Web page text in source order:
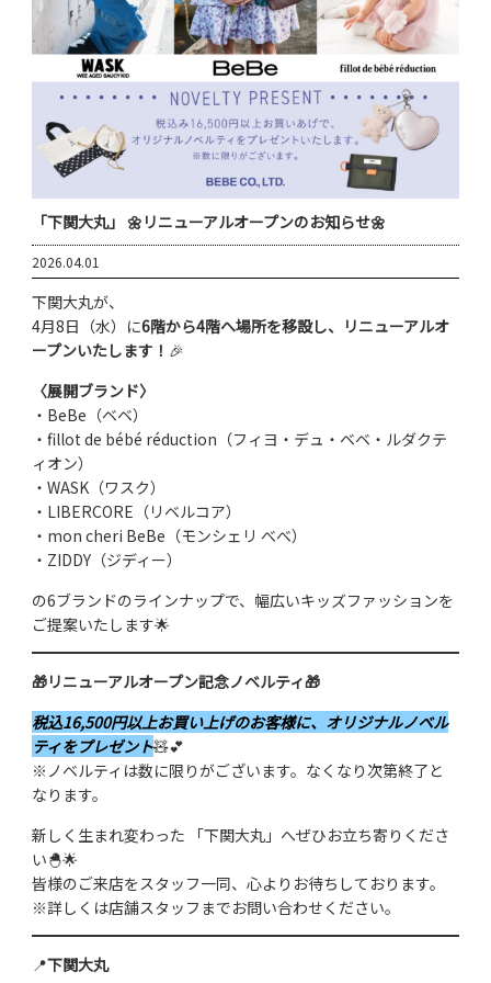
「下関大丸」 🌼リニューアルオープンのお知らせ🌼
2026.04.01
下関大丸が、
4月8日（水）に6階から4階へ場所を移設し、リニューアルオ
ープンいたします！ 🎉
〈展開ブランド〉
・BeBe（ベベ）
・fillot de bébé réduction（フィヨ・デュ・ベベ・ルダクテ
ィオン）
・WASK（ワスク）
・LIBERCORE（リベルコア）
・mon cheri BeBe（モンシェリ べべ）
・ZIDDY（ジディー）
の6ブランドのラインナップで、幅広いキッズファッションを
ご提案いたします🌟
🎁リニューアルオープン記念ノベルティ🎁
税込16,500円以上お買い上げのお客様に、 オリジナルノベル
ティをプレゼント🧸💕
※ノベルティは数に限りがございます。なくなり次第終了と
なります。
新しく生まれ変わった 「下関大丸」へぜひお立ち寄りくださ
い🐣🌟
皆様のご来店をスタッフ一同、心よりお待ちしております。
※詳しくは店舗スタッフまでお問い合わせください。
📍下関大丸